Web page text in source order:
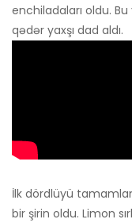
enchiladaları oldu.
qədər yaxşı dad aldı.
İlk dördlüyü
bir şirin oldu. Limon